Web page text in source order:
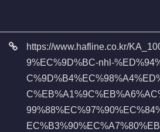
관련자료https://www.hafline.co.kr/
9%EC%9D%BC-nhl-